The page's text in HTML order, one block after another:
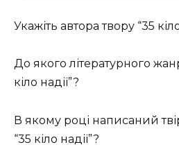
Укажіть автора твору “35
До якого літературного
кіло надії”?
В якому році написаний
“35 кіло надії”?